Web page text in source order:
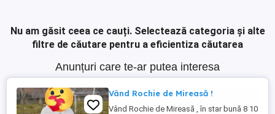
Nu am găsit ceea ce cauți. Selectează categoria și alte
filtre de căutare pentru a eficientiza căutarea
Anunțuri care te-ar putea interesa
Vând Rochie de Mireasă !
Vând Rochie de Mireasă , în star bună 8 10